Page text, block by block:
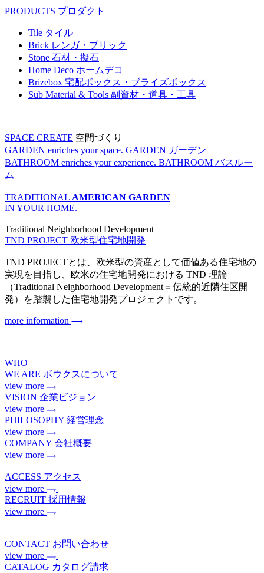
PRODUCTS プロダクト
Tile タイル
Brick レンガ・ブリック
Stone 石材・擬石
Home Deco ホームデコ
Brizebox 宅配ボックス・ブライズボックス
Sub Material & Tools 副資材・道具・工具
SPACE CREATE 空間づくり
GARDEN enriches your space. GARDEN ガーデン
BATHROOM enriches your experience. BATHROOM バスルー
ム
TRADITIONAL AMERICAN GARDEN
IN YOUR HOME.
Traditional Neighborhood Development
TND PROJECT 欧米型住宅地開発
TND PROJECTとは、欧米型の資産として価値ある住宅地の
実現を目指し、欧米の住宅地開発における TND 理論
（Traditional Neighborhood Development＝伝統的近隣住区開
発）を踏襲した住宅地開発プロジェクトです。
more information
WHO
WE ARE ボウクスについて
view more
VISION 企業ビジョン
view more
PHILOSOPHY 経営理念
view more
COMPANY 会社概要
view more
ACCESS アクセス
view more
RECRUIT 採用情報
view more
CONTACT お問い合わせ
view more
CATALOG カタログ請求